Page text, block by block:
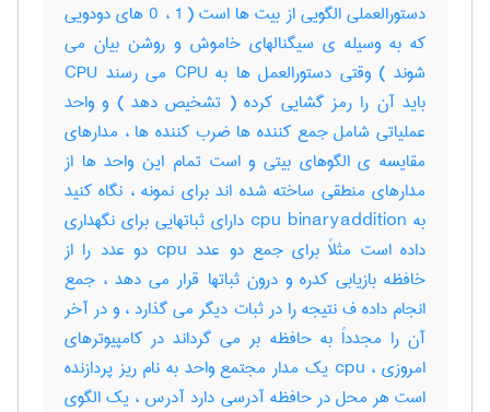
دستورالعملی الگویی از بیت ها است ( 1 ، 0 های دودویی
که به وسیله ی سیگنالهای خاموش و روشن بیان می
شوند ) وقتی دستورالعمل ها به CPU می رسند CPU
باید آن را رمز گشایی کرده ( تشخیص دهد ) و واحد
عملیاتی شامل جمع کننده ها ضرب کننده ها ، مدارهای
مقایسه ی الگوهای بیتی و است تمام این واحد ها از
مدارهای منطقی ساخته شده اند برای نمونه ، نگاه کنید
به cpu binaryaddition دارای ثباتهایی برای نگهداری
داده است مثلاً برای جمع دو عدد cpu دو عدد را از
خافظه بازیابی کدره و درون ثباتها قرار می دهد ، جمع
انجام داده ف نتیجه را در ثبات دیگر می گذارد ، و در آخر
آن را مجدداً به حافظه بر می گرداند در کامپیوترهای
امروزی ، cpu یک مدار مجتمع واحد به نام ریز پردازنده
است هر محل در حافظه آدرسی دارد آدرس ، یک الگوی